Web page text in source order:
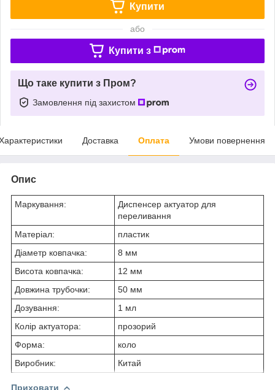
Купити
або
Купити з
Що таке купити з Пром?
Замовлення під захистом
Доставка Оплата Умови повернення
Опис
Маркування:
Диспенсер актуатор для
переливання
Матеріал:
пластик
Діаметр ковпачка:
8 мм
Висота ковпачка:
12 мм
Довжина трубочки:
50 мм
Дозування:
1 мл
Колір актуатора:
прозорий
Форма:
коло
Виробник:
Китай
Приховати